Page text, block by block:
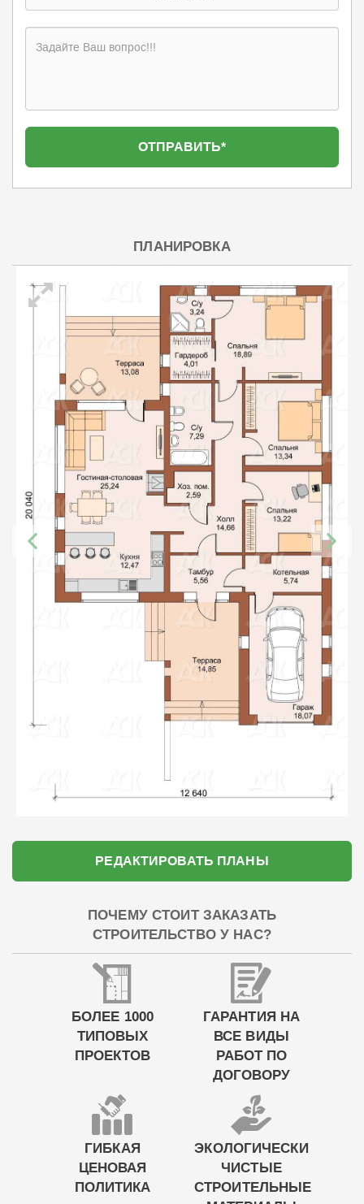
ПЛАНИРОВКА
РЕДАКТИРОВАТЬ ПЛАНЫ
ПОЧЕМУ СТОИТ ЗАКАЗАТЬ
СТРОИТЕЛЬСТВО У НАС?
БОЛЕЕ 1000
ТИПОВЫХ
ПРОЕКТОВ
ГАРАНТИЯ НА
ВСЕ ВИДЫ
РАБОТ ПО
ДОГОВОРУ
ГИБКАЯ
ЦЕНОВАЯ
ПОЛИТИКА
ЭКОЛОГИЧЕСКИ
ЧИСТЫЕ
СТРОИТЕЛЬНЫЕ